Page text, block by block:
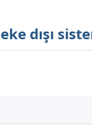
dışı